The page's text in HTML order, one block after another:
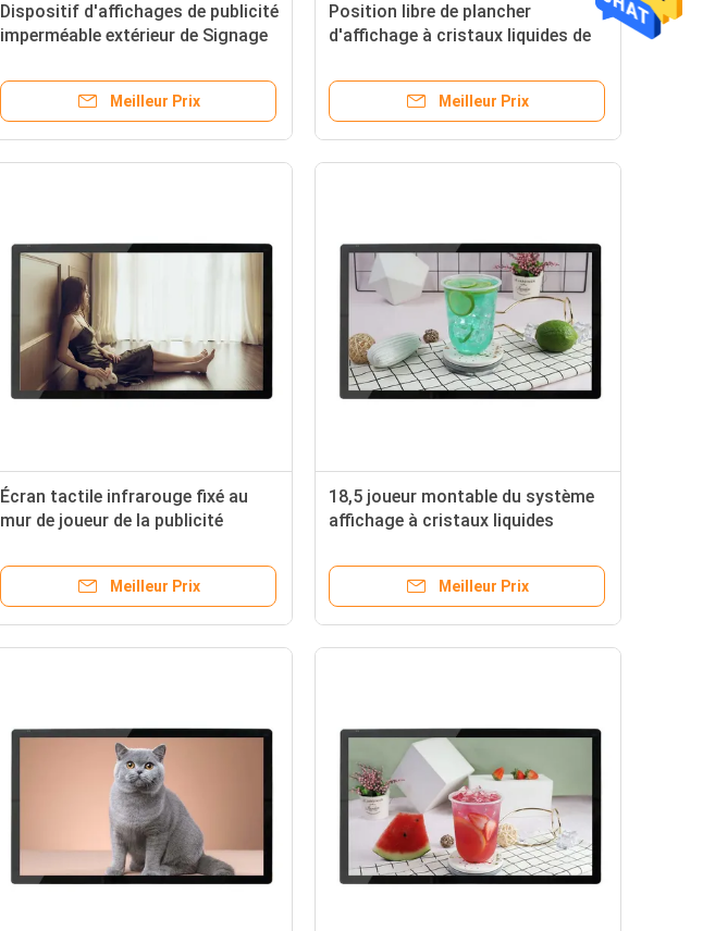
Dispositif d'affichages de publicité
imperméable extérieur de Signage
Meilleur Prix
Position libre de plancher
d'affichage à cristaux liquides de
kiosque interactif d'intérieur
d'affichage
Meilleur Prix
Écran tactile infrarouge fixé au
mur de joueur de la publicité
Meilleur Prix
18,5 joueur montable du système
affichage à cristaux liquides
1080p de Hd Digital de pouce
Meilleur Prix